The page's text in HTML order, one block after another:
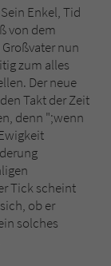
Enkel, Tid
von dem
nun
zum alles
Der neue
Takt der Zeit
denn ";wenn
Tick scheint
ob er
solches